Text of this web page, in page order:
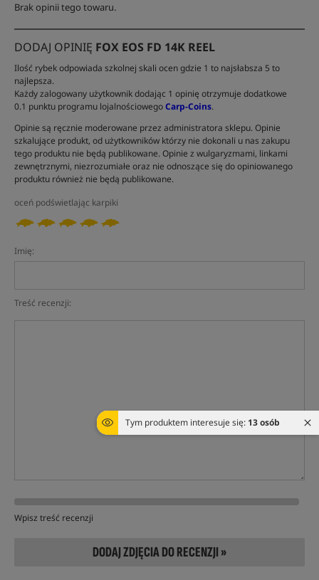
Tym produktem interesuje się: 13 osób
Brak opinii tego towaru.
DODAJ OPINIĘ FOX EOS FD 14K REEL
Ilość rybek odpowiada szkolnej skali ocen gdzie 1 to najsłabsza 5 to
najlepsza.
Każdy zalogowany użytkownik dodając 1 opinię otrzymuje dodatkowe
0.1 punktu programu lojalnościowegoCarp-Coins.
Opinie są ręcznie moderowane przez administratora sklepu. Opinie
szkalujące produkt, od użytkowników którzy nie dokonali u nas zakupu
tego produktu nie będą publikowane. Opinie z wulgaryzmami, linkami
zewnętrznymi, niezrozumiałe oraz nie odnoszące się do opiniowanego
produktu również nie będą publikowane.
oceń podświetlając karpiki
Imię:
Treść recenzji:
Wpisz treść recenzji
DODAJ ZDJĘCIA DO RECENZJI »